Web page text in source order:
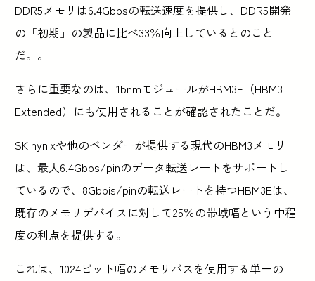
DDR5メモリは6.4Gbpsの転送速度を提供し、DDR5開発
の「初期」の製品に比べ33％向上しているとのこと
だ。。
さらに重要なのは、1bnmモジュールがHBM3E（HBM3
Extended）にも使用されることが確認されたことだ。
SK hynixや他のベンダーが提供する現代のHBM3メモリ
は、最大6.4Gbps/pinのデータ転送レートをサポートし
ているので、8Gbpis/pinの転送レートを持つHBM3Eは、
既存のメモリデバイスに対して25％の帯域幅という中程
度の利点を提供する。
これは、1024ビット幅のメモリバスを使用する単一の